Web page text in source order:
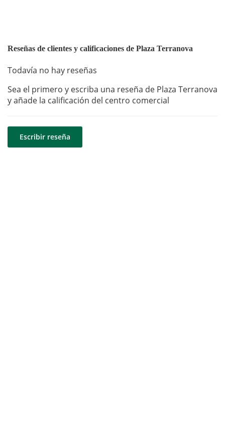
Reseñas de clientes y calificaciones de Plaza Terranova
Todavía no hay reseñas
Sea el primero y escriba una reseña de Plaza Terranova
y añade la calificación del centro comercial
Escribir reseña